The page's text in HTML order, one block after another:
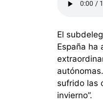
El
España ha
sufrido las
invierno”.